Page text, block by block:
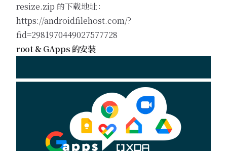
resize.zip 的下载地址：
https://androidfilehost.com/?
fid=2981970449027577728
root & GApps 的安装